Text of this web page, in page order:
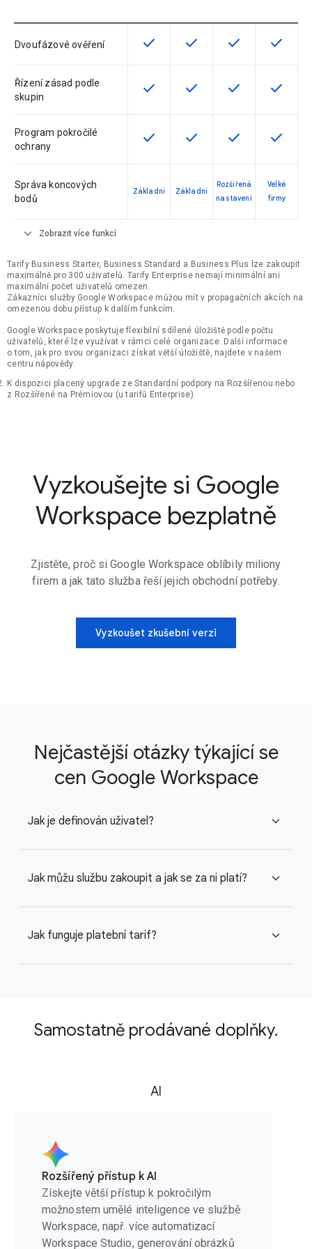
Dvoufázové ověření Tato funkce je pro verzi dostupná
check Tato funkce je pro verzi
check Tato funkce je
check Tato
check
Řízení zásad podle
skupin
Tato funkce je pro verzi dostupná
check Tato funkce je pro verzi
check Tato funkce je
check Tato
check
Program pokročilé
ochrany
Tato funkce je pro verzi dostupná
check Tato funkce je pro verzi
check Tato funkce je
check Tato
check
Správa koncových
bodů
Základní Základní
Rozšířená
nastavení
Velké
firmy
expand_more Zobrazit více funkcí
Tarify Business Starter, Business Standard a Business Plus lze zakoupit
maximálně pro 300 uživatelů. Tarify Enterprise nemají minimální ani
maximální počet uživatelů omezen.
Zákazníci služby Google Workspace můžou mít v propagačních akcích na
omezenou dobu přístup k dalším funkcím.
Google Workspace poskytuje flexibilní sdílené úložiště podle počtu
uživatelů, které lze využívat v rámci celé organizace. Další informace
o tom, jak pro svou organizaci získat větší úložiště, najdete v našem
centru nápovědy.
K dispozici placený upgrade ze Standardní podpory na Rozšířenou nebo
z Rozšířené na Prémiovou (u tarifů Enterprise)
Vyzkoušejte si Google
Workspace bezplatně
Zjistěte, proč si Google Workspace oblíbily miliony
firem a jak tato služba řeší jejich obchodní potřeby.
Vyzkoušet zkušební verzi
Nejčastější otázky týkající se
cen Google Workspace
Jak je definován uživatel? expand_more
Jak můžu službu zakoupit a jak se za ni platí? expand_more
Jak funguje platební tarif? expand_more
Samostatně prodávané doplňky.
AI
Rozšířený přístup k AI
Získejte větší přístup k pokročilým
možnostem umělé inteligence ve službě
Workspace, např. více automatizací
Workspace Studio, generování obrázků